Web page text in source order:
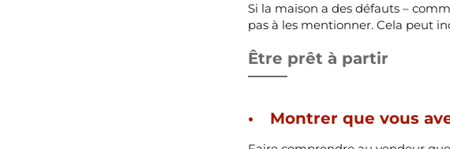
Si la maison a des défauts –
pas à les mentionner. Cela peut
Être prêt à partir
Montrer que vous